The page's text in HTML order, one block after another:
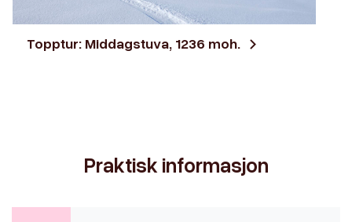
Topptur: Middagstuva, 1236 moh.
Praktisk informasjon